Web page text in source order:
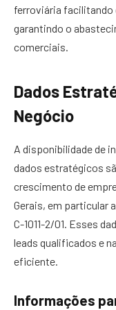
ferroviária facilitando
garantindo o
comerciais.
Dados
Negócio
A disponibilidade de
dados estratégicos
crescimento de
Gerais, em particular
C-1011-2/01. Esses
leads qualificados e
eficiente.
Informações